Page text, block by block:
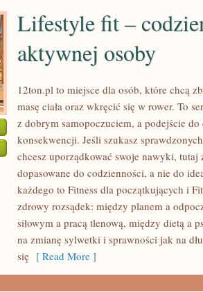
Lifestyle fit –
aktywnej osoby
12ton.pl to miejsce dla osób, które chcą
masę ciała oraz wkręcić się w rower. To
z dobrym samopoczuciem, a podejście
konsekwencji. Jeśli szukasz
chcesz uporządkować swoje nawyki, tutaj
dopasowane do codzienności, a nie do
każdego to Fitness dla początkujących i
zdrowy rozsądek: między planem a
siłowym a pracą tlenową, między dietą a
na zmianę sylwetki i sprawności jak na
się [ Read More ]